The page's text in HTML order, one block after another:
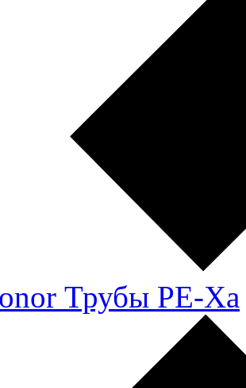
Трубы PE-Xa